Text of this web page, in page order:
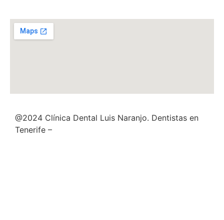
@2024 Clínica Dental Luis Naranjo. Dentistas en
Tenerife –